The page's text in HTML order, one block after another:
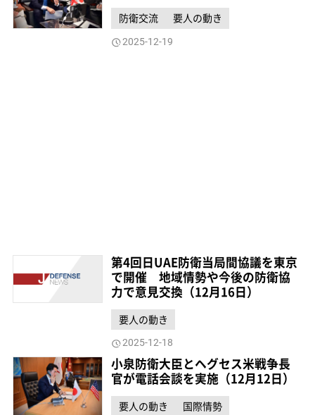
防衛交流 要人の動き
2025-12-19
第4回日UAE防衛当局間協議を東京
で開催 地域情勢や今後の防衛協
力で意見交換（12月16日）
要人の動き
2025-12-18
小泉防衛大臣とヘグセス米戦争長
官が電話会談を実施（12月12日）
要人の動き 国際情勢